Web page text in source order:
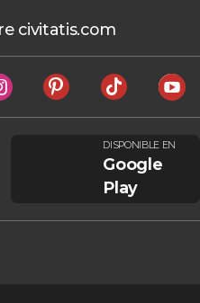
civitatis.com
DISPONIBLE EN
Google
Play